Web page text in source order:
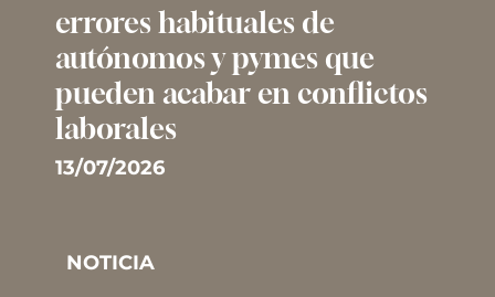
errores habituales de
autónomos y pymes que
pueden acabar en conflictos
laborales
13/07/2026
NOTICIA